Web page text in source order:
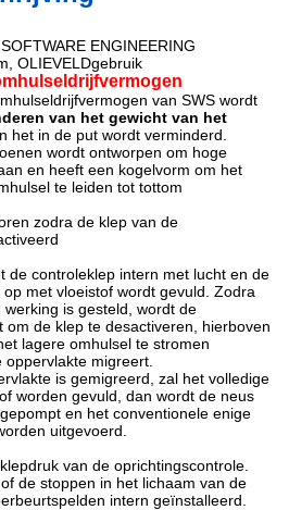
ENGINEERING
OLIEVELDgebruik
van SWS wordt
van het gewicht van het
het in de put wordt verminderd.
wordt ontworpen om hoge
en heeft een kogelvorm om het
te leiden tot tottom
zodra de klep van de
de controleklep intern met lucht en de
met vloeistof wordt gevuld. Zodra
is gesteld, wordt de
de klep te desactiveren, hierboven
lagere omhulsel te stromen
migreert.
is gemigreerd, zal het volledige
worden gevuld, dan wordt de neus
en het conventionele enige
uitgevoerd.
van de oprichtingscontrole.
de stoppen in het lichaam van de
intern geïnstalleerd.